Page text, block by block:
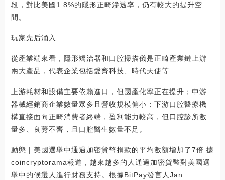
段，對比美國1.8%的隱形正畸滲透率，仍有較大的提升空
間。
玩家先后涌入
從產業端來看，隱形矯治器和口腔掃描儀是正畸產業鏈上游
兩大產品，代表企業包括愛齊科技、時代天使等.
上游耗材和設備主要依賴進口，但國產化率正在提升；中游
器械經銷商企業數量眾多且營收規模偏小；下游口腔醫療機
構直接面向正畸消費者終端，盈利能力較高，但口腔診所數
量多、良莠不齊，且口腔醫生數量不足。
動態 | 美國選舉中通過加密貨幣捐款的平均數額增加了7倍:據
coincryptorama報道，越來越多的人通過加密貨幣對美國選
舉中的候選人進行財務支持。根據BitPay發言人Jan